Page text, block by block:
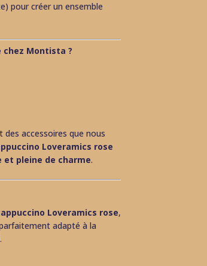
pour créer un ensemble
chez Montista ?
accessoires que nous
Loveramics rose
et pleine de charme.
Loveramics rose,
adapté à la